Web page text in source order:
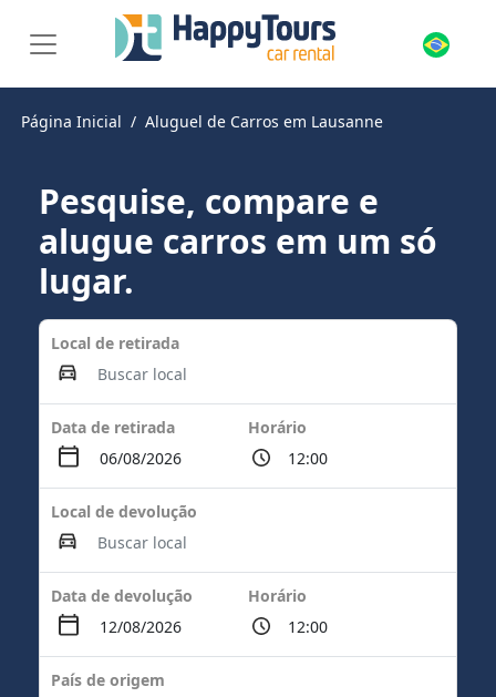
Página Inicial Aluguel de Carros em Lausanne
Pesquise, compare e
alugue carros em um só
lugar.
Local de retirada
Data de retirada Horário
Local de devolução
Data de devolução Horário
País de origem